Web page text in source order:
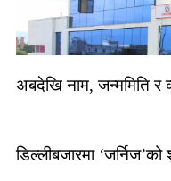
अबदेखि नाम, जन्ममिति र
डिल्लीबजारमा ‘जर्निज’को